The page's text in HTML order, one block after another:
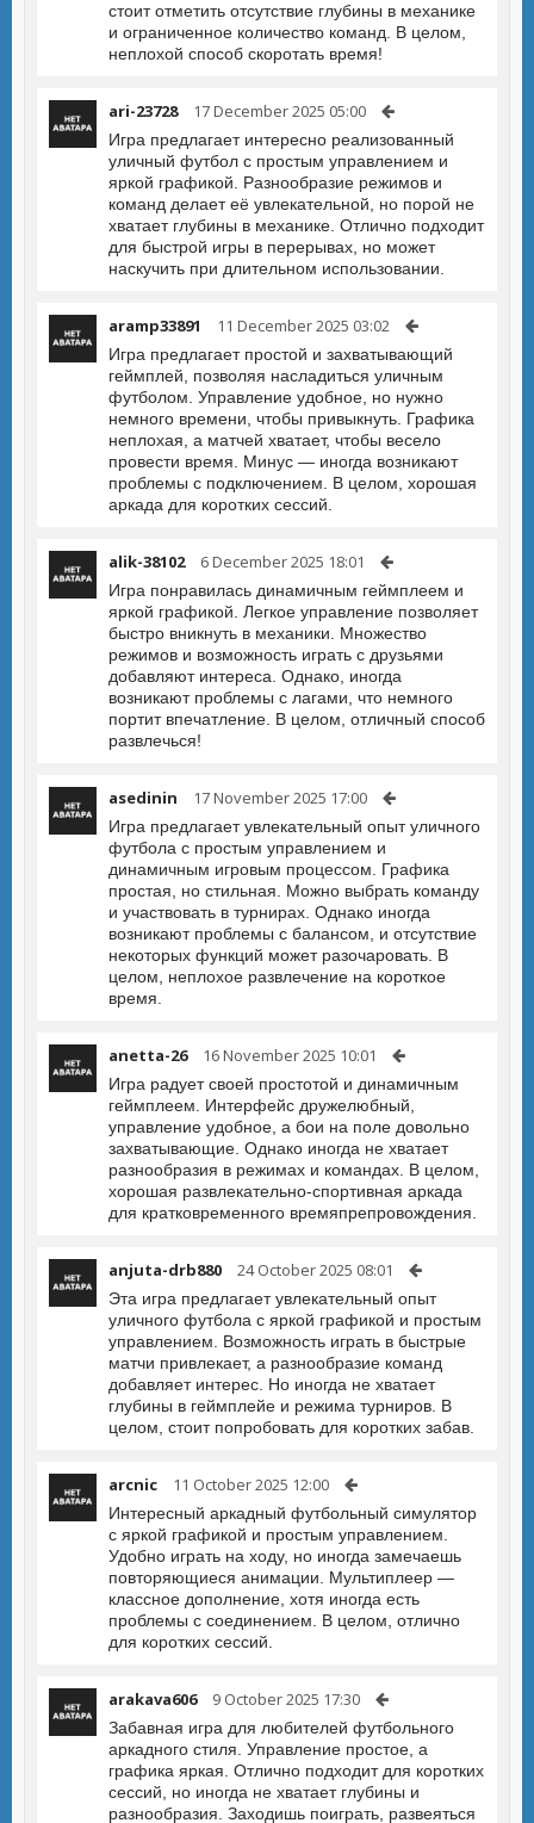
стоит отметить отсутствие глубины в механике
и ограниченное количество команд. В целом,
неплохой способ скоротать время!
ari-23728 17 December 2025 05:00
Игра предлагает интересно реализованный
уличный футбол с простым управлением и
яркой графикой. Разнообразие режимов и
команд делает её увлекательной, но порой не
хватает глубины в механике. Отлично подходит
для быстрой игры в перерывах, но может
наскучить при длительном использовании.
aramp33891 11 December 2025 03:02
Игра предлагает простой и захватывающий
геймплей, позволяя насладиться уличным
футболом. Управление удобное, но нужно
немного времени, чтобы привыкнуть. Графика
неплохая, а матчей хватает, чтобы весело
провести время. Минус — иногда возникают
проблемы с подключением. В целом, хорошая
аркада для коротких сессий.
alik-38102 6 December 2025 18:01
Игра понравилась динамичным геймплеем и
яркой графикой. Легкое управление позволяет
быстро вникнуть в механики. Множество
режимов и возможность играть с друзьями
добавляют интереса. Однако, иногда
возникают проблемы с лагами, что немного
портит впечатление. В целом, отличный способ
развлечься!
asedinin 17 November 2025 17:00
Игра предлагает увлекательный опыт уличного
футбола с простым управлением и
динамичным игровым процессом. Графика
простая, но стильная. Можно выбрать команду
и участвовать в турнирах. Однако иногда
возникают проблемы с балансом, и отсутствие
некоторых функций может разочаровать. В
целом, неплохое развлечение на короткое
время.
anetta-26 16 November 2025 10:01
Игра радует своей простотой и динамичным
геймплеем. Интерфейс дружелюбный,
управление удобное, а бои на поле довольно
захватывающие. Однако иногда не хватает
разнообразия в режимах и командах. В целом,
хорошая развлекательно-спортивная аркада
для кратковременного времяпрепровождения.
anjuta-drb880 24 October 2025 08:01
Эта игра предлагает увлекательный опыт
уличного футбола с яркой графикой и простым
управлением. Возможность играть в быстрые
матчи привлекает, а разнообразие команд
добавляет интерес. Но иногда не хватает
глубины в геймплейе и режима турниров. В
целом, стоит попробовать для коротких забав.
arcnic 11 October 2025 12:00
Интересный аркадный футбольный симулятор
с яркой графикой и простым управлением.
Удобно играть на ходу, но иногда замечаешь
повторяющиеся анимации. Мультиплеер —
классное дополнение, хотя иногда есть
проблемы с соединением. В целом, отлично
для коротких сессий.
arakava606 9 October 2025 17:30
Забавная игра для любителей футбольного
аркадного стиля. Управление простое, а
графика яркая. Отлично подходит для коротких
сессий, но иногда не хватает глубины и
разнообразия. Заходишь поиграть, развеяться